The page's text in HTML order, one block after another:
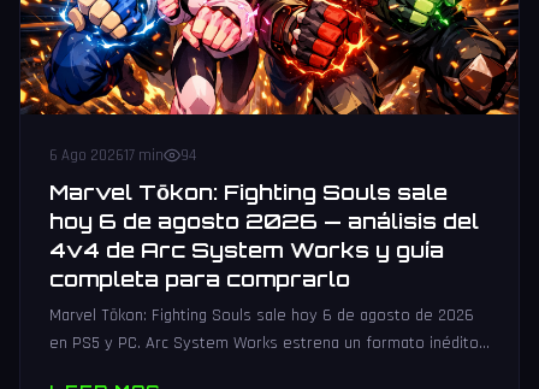
6 Ago 202617 min 94
Marvel Tōkon: Fighting Souls sale
hoy 6 de agosto 2026 — análisis del
4v4 de Arc System Works y guía
completa para comprarlo
Marvel Tōkon: Fighting Souls sale hoy 6 de agosto de 2026
en PS5 y PC. Arc System Works estrena un formato inédito